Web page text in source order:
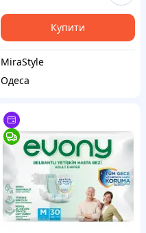
Купити
MiraStyle
Одеса